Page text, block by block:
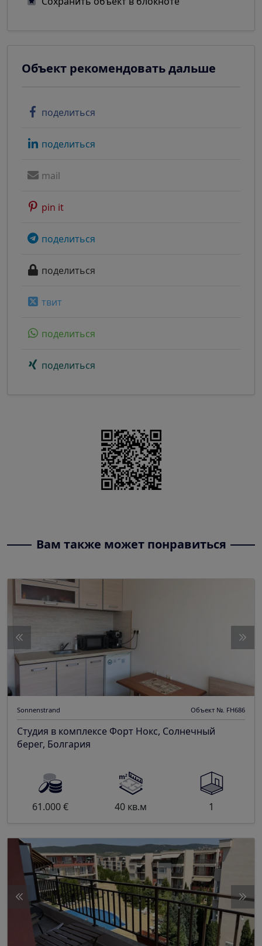
Объект рекомендовать дальше
поделиться
поделиться
mail
pin it
поделиться
поделиться
твит
поделиться
поделиться
Вам также может понравиться
Sonnenstrand Объект №. FH686
Студия в комплексе Форт Нокс, Солнечный
берег, Болгария
61.000 € 40 кв.м 1